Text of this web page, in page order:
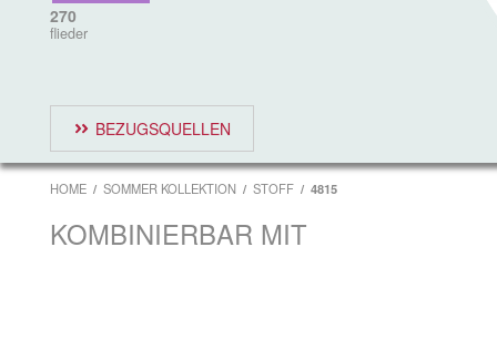
270
flieder
BEZUGSQUELLEN
HOME SOMMER KOLLEKTION STOFF 4815
KOMBINIERBAR MIT